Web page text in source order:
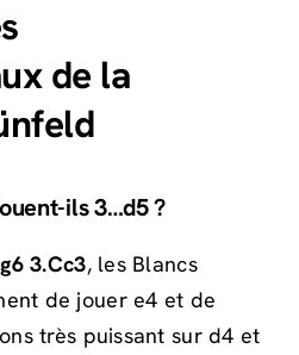
de la
ils 3…d5 ?
3.Cc3, les Blancs
de jouer e4 et de
très puissant sur d4 et